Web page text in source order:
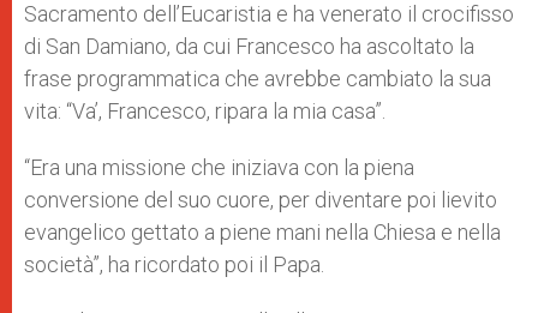
Sacramento dell’Eucaristia e ha venerato il crocifisso
di San Damiano, da cui Francesco ha ascoltato la
frase programmatica che avrebbe cambiato la sua
vita: “Va’, Francesco, ripara la mia casa”.
“Era una missione che iniziava con la piena
conversione del suo cuore, per diventare poi lievito
evangelico gettato a piene mani nella Chiesa e nella
società”, ha ricordato poi il Papa.